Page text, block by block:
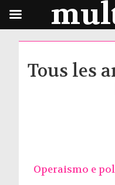
Tous les
Operaismo e